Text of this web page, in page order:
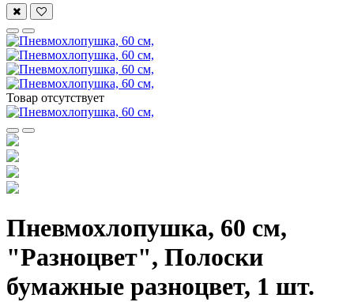
Товар отсутствует
Пневмохлопушка, 60 см,
"Разноцвет", Полоски
бумажные разноцвет, 1 шт.